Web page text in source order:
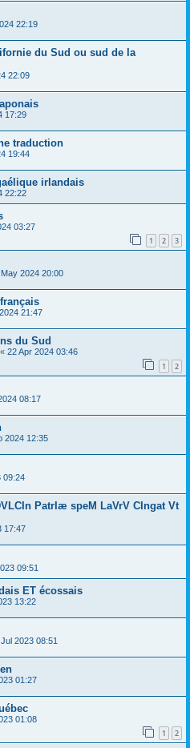
22:19
du Sud ou sud de la
22:09
17:29
traduction
19:44
irlandais
22:22
03:27
1 2 3
May 2024 20:00
21:47
du Sud
« 22 Apr 2024 03:46
1 2
08:17
2024 12:35
09:24
PatrIæ speM LaVrV CIngat Vt
17:47
09:51
ET écossais
13:22
2023 08:51
01:27
01:08
1 2